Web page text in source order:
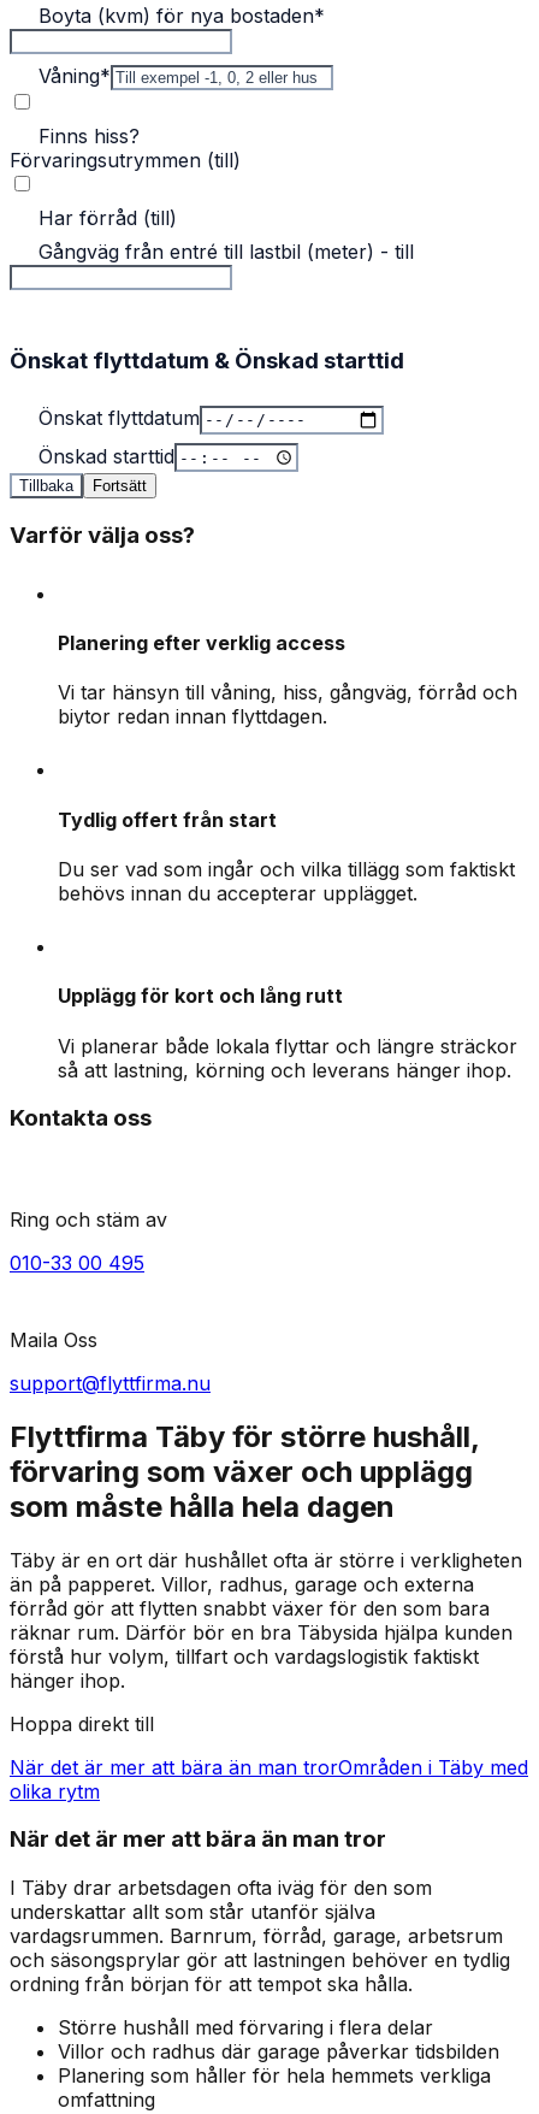
Boyta (kvm) för nya bostaden*
Våning*
Finns hiss?
Förvaringsutrymmen (till)
Har förråd (till)
Gångväg från entré till lastbil (meter) - till
Önskat flyttdatum & Önskad starttid
Önskat flyttdatum
Önskad starttid
Tillbaka Fortsätt
Varför välja oss?
Planering efter verklig access
Vi tar hänsyn till våning, hiss, gångväg, förråd och
biytor redan innan flyttdagen.
Tydlig offert från start
Du ser vad som ingår och vilka tillägg som faktiskt
behövs innan du accepterar upplägget.
Upplägg för kort och lång rutt
Vi planerar både lokala flyttar och längre sträckor
så att lastning, körning och leverans hänger ihop.
Kontakta oss
Ring och stäm av
010-33 00 495
Maila Oss
support@flyttfirma.nu
Flyttfirma Täby för större hushåll,
förvaring som växer och upplägg
som måste hålla hela dagen
Täby är en ort där hushållet ofta är större i verkligheten
än på papperet. Villor, radhus, garage och externa
förråd gör att flytten snabbt växer för den som bara
räknar rum. Därför bör en bra Täbysida hjälpa kunden
förstå hur volym, tillfart och vardagslogistik faktiskt
hänger ihop.
Hoppa direkt till
När det är mer att bära än man trorOmråden i Täby med
olika rytm
När det är mer att bära än man tror
I Täby drar arbetsdagen ofta iväg för den som
underskattar allt som står utanför själva
vardagsrummen. Barnrum, förråd, garage, arbetsrum
och säsongsprylar gör att lastningen behöver en tydlig
ordning från början för att tempot ska hålla.
Större hushåll med förvaring i flera delar
Villor och radhus där garage påverkar tidsbilden
Planering som håller för hela hemmets verkliga
omfattning